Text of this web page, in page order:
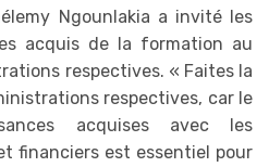
Ngounlakia a invité les
acquis de la formation au
respectives. « Faites la
respectives, car le
acquises avec les
financiers est essentiel pour